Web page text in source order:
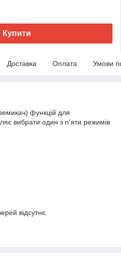
Купити
Доставка Оплата Умови
функцій для
вибрати один з п'яти режимів
відсутнє.